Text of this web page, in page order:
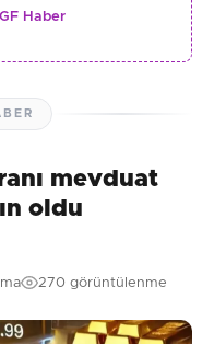
İGF Haber
mevduat
oldu
270 görüntülenme